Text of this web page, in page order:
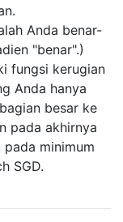
Anda benar-
"benar".)
fungsi kerugian
Anda hanya
besar ke
pada akhirnya
minimum
SGD.